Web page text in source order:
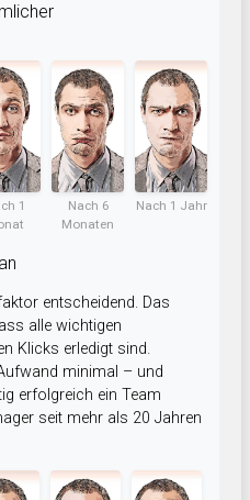
1
Nach 6
Monaten
Nach 1 Jahr
entscheidend. Das
alle wichtigen
Klicks erledigt sind.
minimal – und
erfolgreich ein Team
seit mehr als 20 Jahren